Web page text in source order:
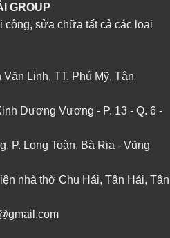
GROUP
công, sửa chữa tất cả các loai
Văn Linh, TT. Phú Mỹ, Tân
Dương Vương - P. 13 - Q. 6 -
P. Long Toàn, Bà Rịa - Vũng
nhà thờ Chu Hải, Tân Hải, Tân